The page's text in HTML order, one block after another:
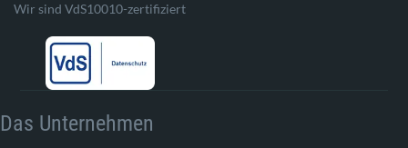
Wir sind VdS10010-zertifiziert
Das Unternehmen